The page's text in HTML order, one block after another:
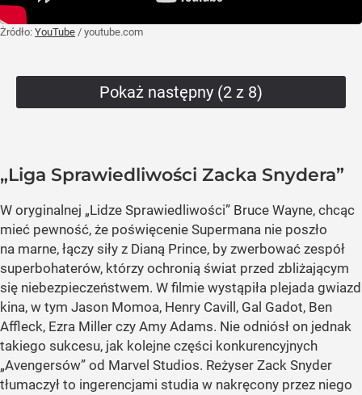
Żródło: YouTube / youtube.com
Pokaż następny (2 z 8)
„Liga Sprawiedliwości Zacka Snydera”
W oryginalnej „Lidze Sprawiedliwości” Bruce Wayne, chcąc
mieć pewność, że poświęcenie Supermana nie poszło
na marne, łączy siły z Dianą Prince, by zwerbować zespół
superbohaterów, którzy ochronią świat przed zbliżającym
się niebezpieczeństwem. W filmie wystąpiła plejada gwiazd
kina, w tym Jason Momoa, Henry Cavill, Gal Gadot, Ben
Affleck, Ezra Miller czy Amy Adams. Nie odniósł on jednak
takiego sukcesu, jak kolejne części konkurencyjnych
„Avengersów” od Marvel Studios. Reżyser Zack Snyder
tłumaczył to ingerencjami studia w nakręcony przez niego